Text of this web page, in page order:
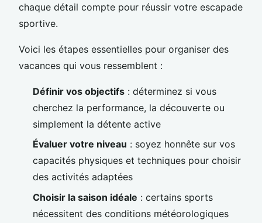
chaque détail compte pour réussir votre escapade
sportive.
Voici les étapes essentielles pour organiser des
vacances qui vous ressemblent :
Définir vos objectifs : déterminez si vous
cherchez la performance, la découverte ou
simplement la détente active
Évaluer votre niveau : soyez honnête sur vos
capacités physiques et techniques pour choisir
des activités adaptées
Choisir la saison idéale : certains sports
nécessitent des conditions météorologiques